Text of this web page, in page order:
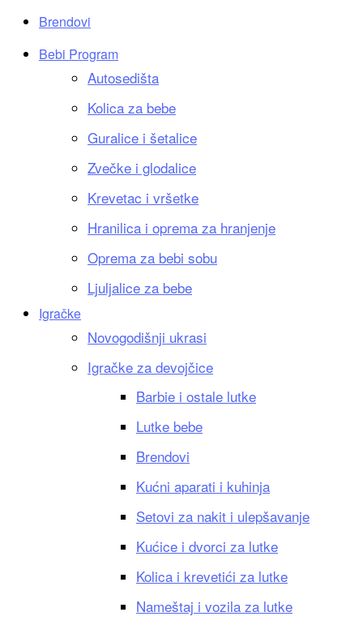
Brendovi
Bebi Program
Autosedišta
Kolica za bebe
Guralice i šetalice
Zvečke i glodalice
Krevetac i vršetke
Hranilica i oprema za hranjenje
Oprema za bebi sobu
Ljuljalice za bebe
Igračke
Novogodišnji ukrasi
Igračke za devojčice
Barbie i ostale lutke
Lutke bebe
Brendovi
Kućni aparati i kuhinja
Setovi za nakit i ulepšavanje
Kućice i dvorci za lutke
Kolica i krevetići za lutke
Nameštaj i vozila za lutke